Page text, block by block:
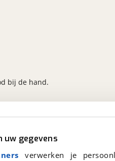
uw gegevens
verwerken je
bij de hand.